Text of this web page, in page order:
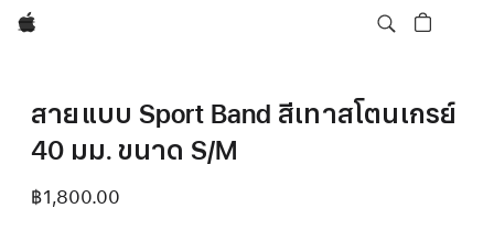
Apple
สายแบบ Sport Band สีเทาสโตนเกรย์
40 มม. ขนาด S/M
฿1,800.00